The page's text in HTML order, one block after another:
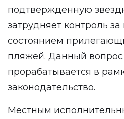
подтвержденную
затрудняет контроль за
состоянием
пляжей. Данный
прорабатывается в
законодательство.
Местным